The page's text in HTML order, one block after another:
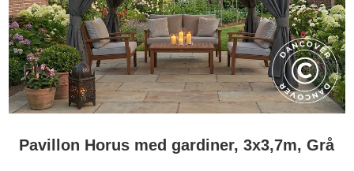
Pavillon Horus med gardiner, 3x3,7m, Grå